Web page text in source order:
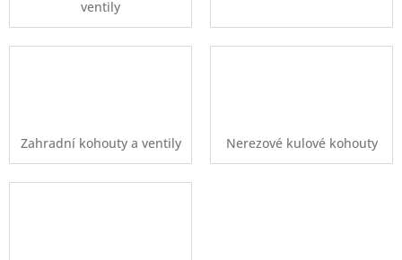
ventily
Zahradní kohouty a ventily Nerezové kulové kohouty